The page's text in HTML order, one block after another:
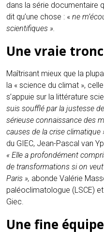
dans la série documentaire
dit qu’une chose : « ne
scientifiques ».
Une vraie
Maîtrisant mieux que la
la « science du climat »,
s’appuie sur la littérature
suis soufflé par la justesse
sérieuse connaissance des
causes de la crise climatique
du GIEC, Jean-Pascal van
« Elle a profondément
de transformations si on
Paris », abonde Valérie
paléoclimatologue (LSCE)
Giec.
Une fine équipe